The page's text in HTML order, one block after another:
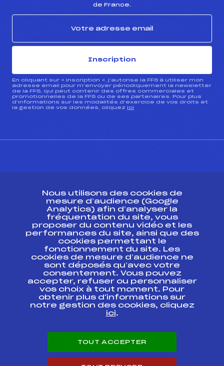
de France.
Inscription
En cliquant sur « inscription », j’autorise la FFS à utiliser mon
adresse email pour m’envoyer périodiquement la newsletter
de la FFS, qui peut contenir des offres commerciales et
promotionnelles de la FFS ou de ses partenaires. Pour plus
d’informations sur les modalités d’exercice de vos droits et
la gestion de vos données, cliquez ici
ESPACE PRESSE
Ressources
Pass’Neige
Projet sportif fédéral
Projet de performance fédéral
Antidopage
Pôle Développement, Formation, Suivi
Scientifique
Listes ministérielles
Pôle vie de l’athlète
Carrières
Nous utilisons des cookies de
mesure d’audience (Google
Analytics) afin d’analyser la
fréquentation du site, vous
proposer du contenu vidéo et les
performances du site, ainsi que des
cookies permettant le
fonctionnement du site. Les
cookies de mesure d’audience ne
sont déposés qu’avec votre
consentement. Vous pouvez
accepter, refuser ou personnaliser
vos choix à tout moment. Pour
obtenir plus d'informations sur
notre gestion des cookies, cliquez
ici.
TOUT ACCEPTER